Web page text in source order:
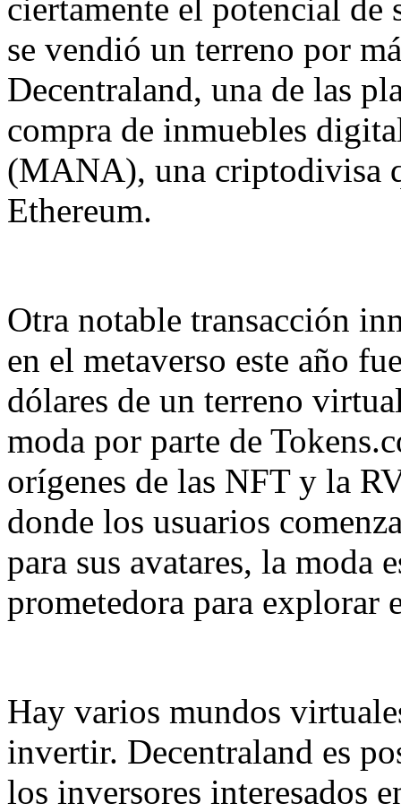
ciertamente el potencial de
se vendió un terreno por
Decentraland, una de las
compra de inmuebles
(MANA), una criptodivisa
Ethereum.
Otra notable transacción
en el metaverso este año
dólares de un terreno
moda por parte de
orígenes de las NFT y la
donde los usuarios
para sus avatares, la moda
prometedora para explorar
Hay varios mundos
invertir. Decentraland es
los inversores interesados